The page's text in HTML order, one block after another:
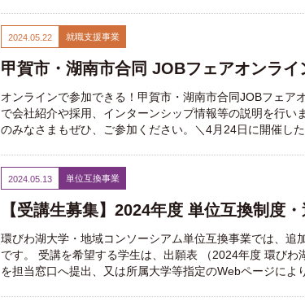
2024.05.22 就職支援事業
甲賀市・湖南市合同 JOBフェアオンラ
オンラインで参加できる！甲賀市・湖南市合同JOBフェア
で会社紹介や採用、インターンシップ情報等の説明を行
のみなさまもぜひ、ご参加ください。＼4月24日に開催し
2024.05.13 単位互換事業
【受講生募集】2024年度 単位互換制度
環びわ湖大学・地域コンソーシアム単位互換事業では、
です。 受講を希望する学生は、出願表 （2024年度 環びわ
を担当窓口へ提出、又は所属大学等指定のWebページによ